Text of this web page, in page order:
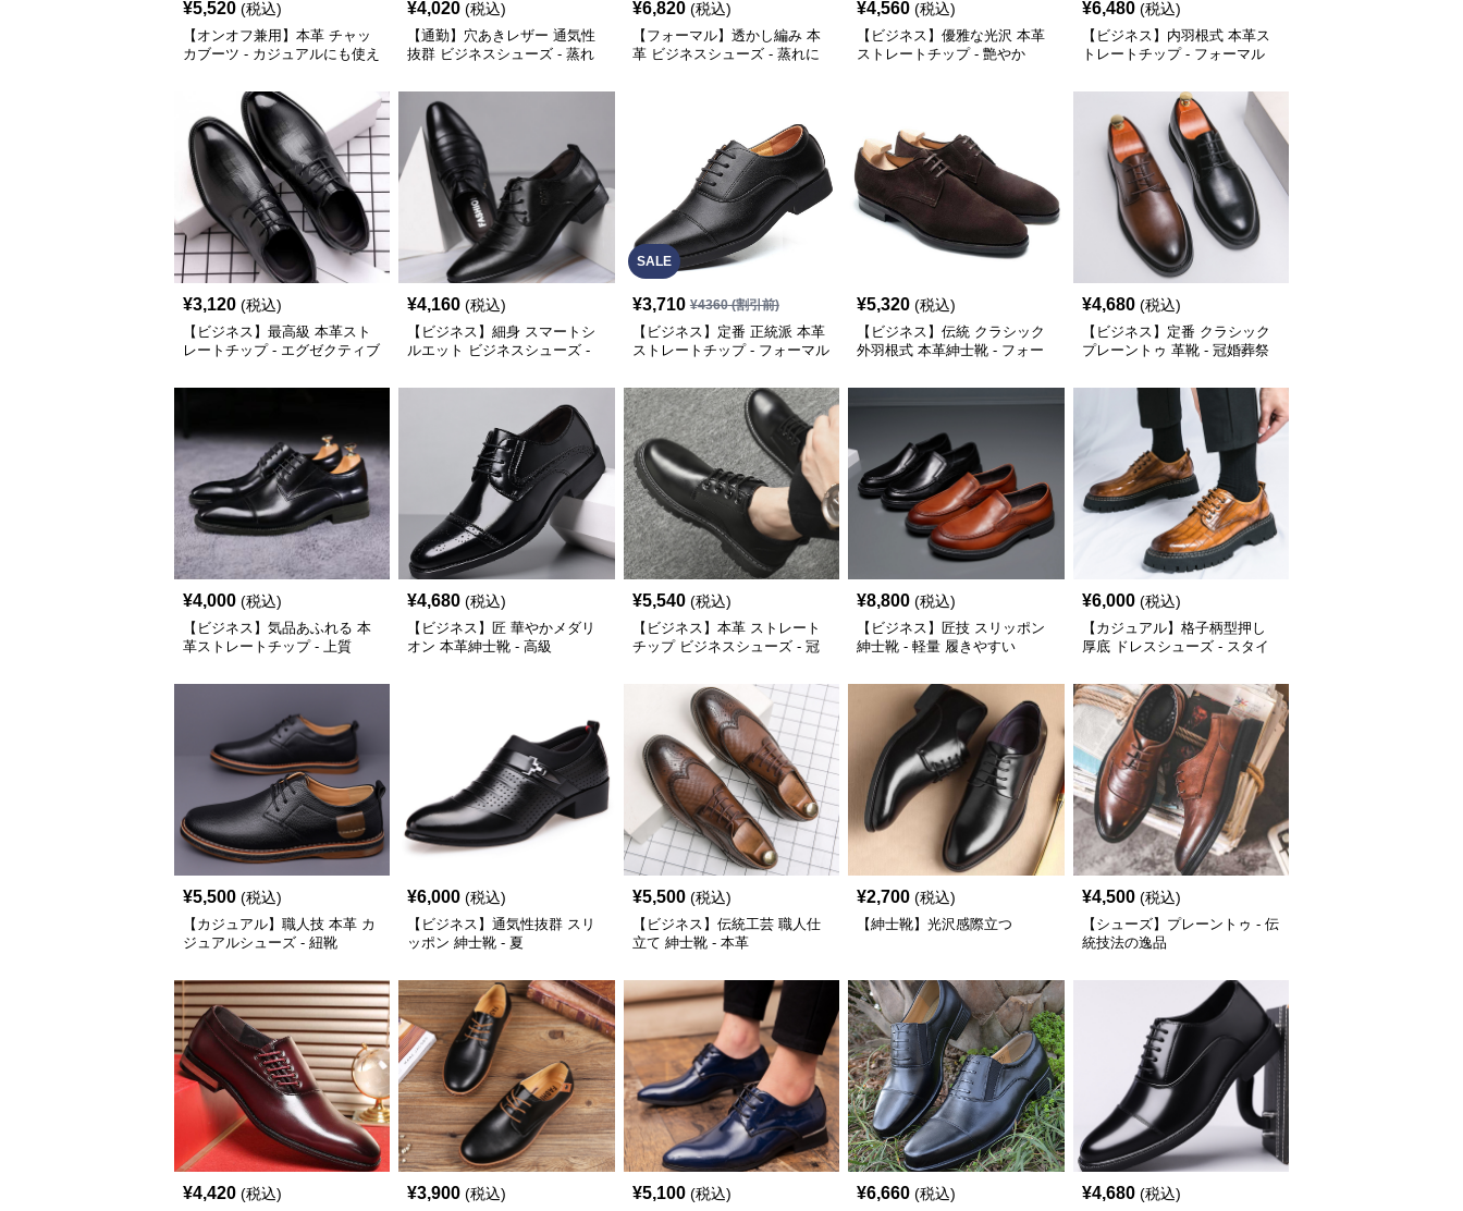
¥5,520 (税込)
【オンオフ兼用】本革 チャッ
カブーツ - カジュアルにも使え
¥4,020 (税込)
【通勤】穴あきレザー 通気性
抜群 ビジネスシューズ - 蒸れ
¥6,820 (税込)
【フォーマル】透かし編み 本
革 ビジネスシューズ - 蒸れに
¥4,560 (税込)
【ビジネス】優雅な光沢 本革
ストレートチップ - 艶やか
¥6,480 (税込)
【ビジネス】内羽根式 本革ス
トレートチップ - フォーマル
¥3,120 (税込)
【ビジネス】最高級 本革スト
レートチップ - エグゼクティブ
¥4,160 (税込)
【ビジネス】細身 スマートシ
ルエット ビジネスシューズ -
SALE
¥3,710 ¥4360(割引前)
【ビジネス】定番 正統派 本革
ストレートチップ - フォーマル
¥5,320 (税込)
【ビジネス】伝統 クラシック
外羽根式 本革紳士靴 - フォー
¥4,680 (税込)
【ビジネス】定番 クラシック
プレーントゥ 革靴 - 冠婚葬祭
¥4,000 (税込)
【ビジネス】気品あふれる 本
革ストレートチップ - 上質
¥4,680 (税込)
【ビジネス】匠 華やかメダリ
オン 本革紳士靴 - 高級
¥5,540 (税込)
【ビジネス】本革 ストレート
チップ ビジネスシューズ - 冠
¥8,800 (税込)
【ビジネス】匠技 スリッポン
紳士靴 - 軽量 履きやすい
¥6,000 (税込)
【カジュアル】格子柄型押し
厚底 ドレスシューズ - スタイ
¥5,500 (税込)
【カジュアル】職人技 本革 カ
ジュアルシューズ - 紐靴
¥6,000 (税込)
【ビジネス】通気性抜群 スリ
ッポン 紳士靴 - 夏
¥5,500 (税込)
【ビジネス】伝統工芸 職人仕
立て 紳士靴 - 本革
¥2,700 (税込)
【紳士靴】光沢感際立つ
¥4,500 (税込)
【シューズ】プレーントゥ - 伝
統技法の逸品
¥4,420 (税込) ¥3,900 (税込) ¥5,100 (税込) ¥6,660 (税込) ¥4,680 (税込)